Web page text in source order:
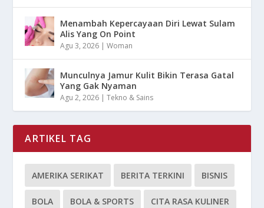
Menambah Kepercayaan Diri Lewat Sulam
Alis Yang On Point
Agu 3, 2026 |Woman
Munculnya Jamur Kulit Bikin Terasa Gatal
Yang Gak Nyaman
Agu 2, 2026 |Tekno & Sains
ARTIKEL TAG
AMERIKA SERIKAT BERITA TERKINI BISNIS
BOLA BOLA & SPORTS CITA RASA KULINER